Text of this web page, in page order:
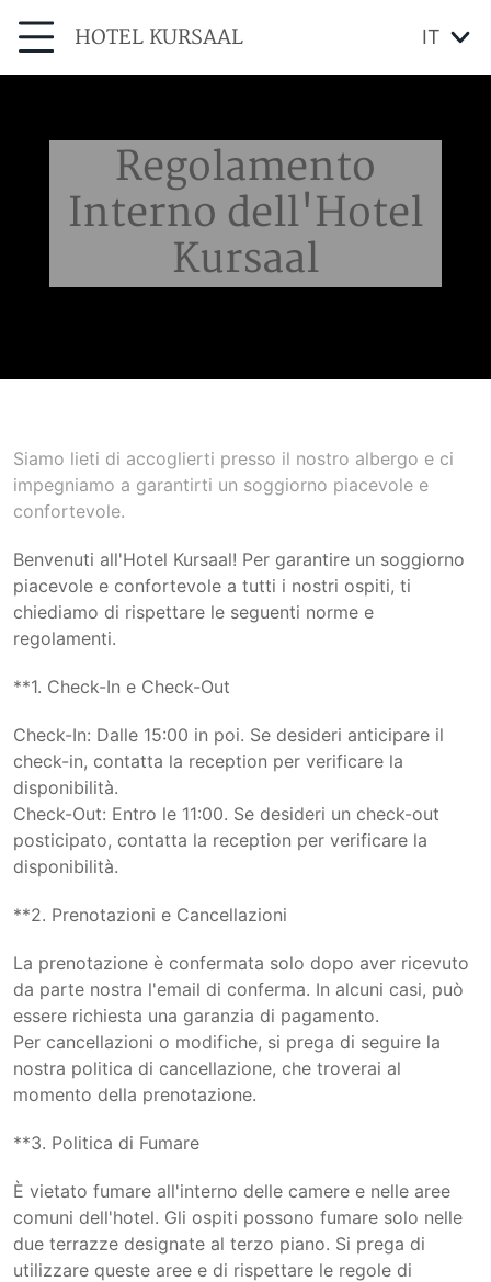
HOTEL KURSAAL IT
RO
Regolamento
Interno dell'Hotel
Kursaal
Siamo lieti di accoglierti presso il nostro albergo e ci
impegniamo a garantirti un soggiorno piacevole e
confortevole.
Benvenuti all'Hotel Kursaal! Per garantire un soggiorno
piacevole e confortevole a tutti i nostri ospiti, ti
chiediamo di rispettare le seguenti norme e
regolamenti.
**1. Check-In e Check-Out
Check-In: Dalle 15:00 in poi. Se desideri anticipare il
check-in, contatta la reception per verificare la
disponibilità.
Check-Out: Entro le 11:00. Se desideri un check-out
posticipato, contatta la reception per verificare la
disponibilità.
**2. Prenotazioni e Cancellazioni
La prenotazione è confermata solo dopo aver ricevuto
da parte nostra l'email di conferma. In alcuni casi, può
essere richiesta una garanzia di pagamento.
Per cancellazioni o modifiche, si prega di seguire la
nostra politica di cancellazione, che troverai al
momento della prenotazione.
**3. Politica di Fumare
È vietato fumare all'interno delle camere e nelle aree
comuni dell'hotel. Gli ospiti possono fumare solo nelle
due terrazze designate al terzo piano. Si prega di
utilizzare queste aree e di rispettare le regole di